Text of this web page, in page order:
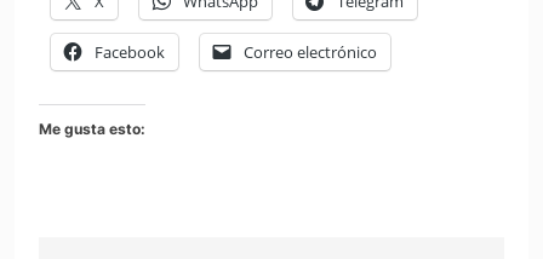
Facebook Correo electrónico
Me gusta esto: